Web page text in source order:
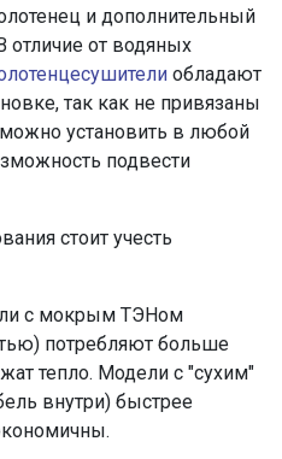
и дополнительный
отличие от водяных
обладают
так как не привязаны
установить в любой
подвести
стоит учесть
с мокрым ТЭНом
потребляют больше
тепло. Модели с "сухим"
внутри) быстрее